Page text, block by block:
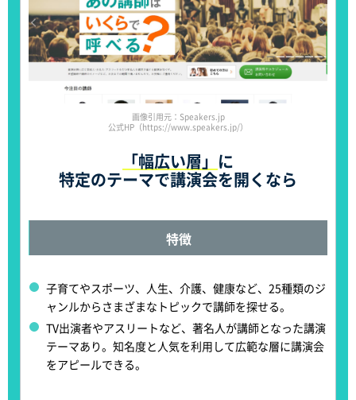
画像引用元：Speakers.jp
公式HP（https://www.speakers.jp/）
「幅広い層」 に
特定のテーマで講演会を開くなら
特徴
子育てやスポーツ、人生、介護、健康など、 25種類のジ
ャンルからさまざまなトピックで講師を探せる。
TV出演者やアスリートなど、著名人が講師となった講演
テーマあり。 知名度と人気を利用して広範な層に講演会
をアピールできる。